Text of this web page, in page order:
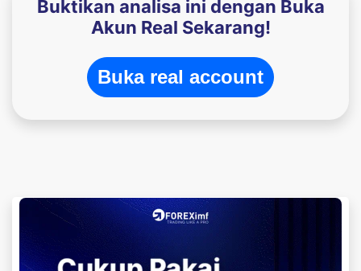
Buktikan analisa ini dengan Buka
Akun Real Sekarang!
Buka real account